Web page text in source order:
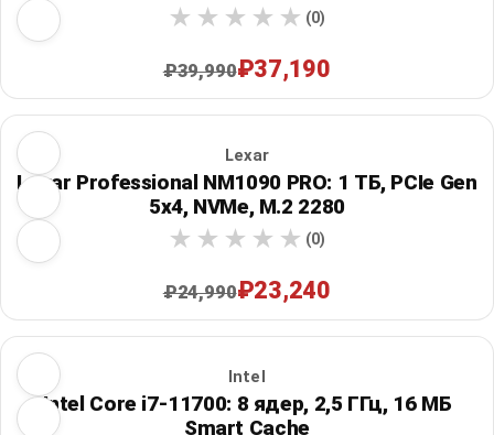
(0)
₽39,990₽37,190
Lexar
Lexar Professional NM1090 PRO: 1 ТБ, PCIe Gen
5x4, NVMe, M.2 2280
(0)
₽24,990₽23,240
Intel
Intel Core i7-11700: 8 ядер, 2,5 ГГц, 16 МБ
Smart Cache